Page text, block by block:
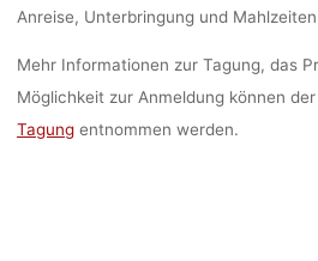
Anreise, Unterbringung und
Mehr Informationen zur Tagung, das
Möglichkeit zur Anmeldung können
Tagungentnommen werden.